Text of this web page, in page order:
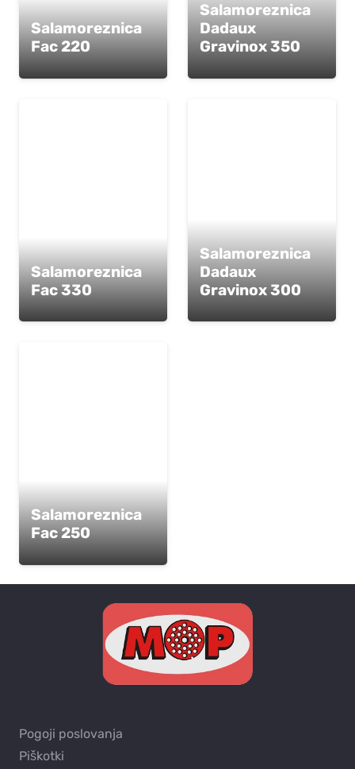
Salamoreznica
Fac 220
Salamoreznica
Dadaux
Gravinox 350
Salamoreznica
Fac 330
Salamoreznica
Dadaux
Gravinox 300
Salamoreznica
Fac 250
Pogoji poslovanja
Piškotki